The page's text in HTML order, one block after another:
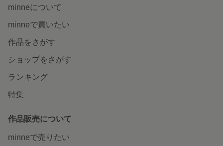
minneについて
minneで買いたい
作品をさがす
ショップをさがす
ランキング
特集
作品販売について
minneで売りたい